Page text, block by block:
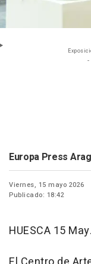
Europa Press
Viernes, 15 mayo 2026
Publicado: 18:42
HUESCA 15